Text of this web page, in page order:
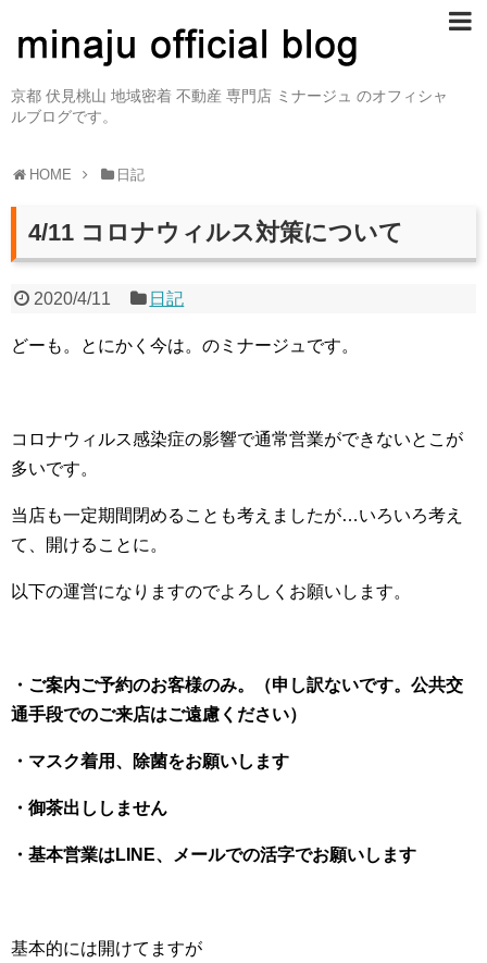
京都 伏見桃山 地域密着 不動産 専門店 ミナージュ のオフィシャ
ルブログです。
HOME 日記
4/11 コロナウィルス対策について
2020/4/11 日記
どーも。とにかく今は。のミナージュです。
コロナウィルス感染症の影響で通常営業ができないとこが
多いです。
当店も一定期間閉めることも考えましたが…いろいろ考え
て、開けることに。
以下の運営になりますのでよろしくお願いします。
・ご案内ご予約のお客様のみ。（申し訳ないです。公共交
通手段でのご来店はご遠慮ください）
・マスク着用、除菌をお願いします
・御茶出ししません
・基本営業はLINE、メールでの活字でお願いします
基本的には開けてますが